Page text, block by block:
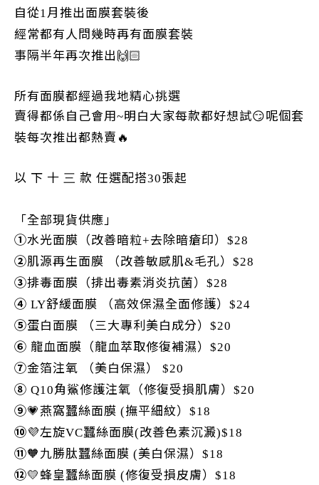
自從1 月推出面膜套裝後
經常都有人問幾時再有面膜套裝
事隔半年再次推出🙌🏻
所有面膜都經過我地精心挑選
賣得都係自己會用~明白大家每款都好想試😏呢個套
裝每次推出都熱賣 🔥
以 下 十 三 款 任選配搭30張起
「全部現貨供應」
①水光面膜（改善暗粒+去除暗瘡印） $28
②肌源再生面膜 （改善敏感肌&毛孔） $28
③排毒面膜（排出毒素消炎抗菌） $28
④ LY舒緩面膜 （高效保濕全面修護） $24
⑤蛋白面膜 （三大專利美白成分） $20
⑥ 龍血面膜（龍血萃取修復補濕） $20
⑦金箔注氧 （美白保濕） $20
⑧ Q10角鯊修護注氧（修復受損肌膚） $20
⑨💗燕窩蠶絲面膜 (撫平細紋） $18
⑩💜左旋VC蠶絲面膜(改善色素沉澱)$18
⑪🧡九勝肽蠶絲面膜 (美白保濕） $18
⑫💛蜂皇蠶絲面膜 (修復受損皮膚） $18